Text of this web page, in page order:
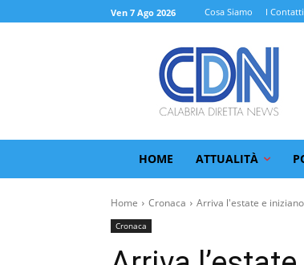
Ven 7 Ago 2026 Cosa Siamo I Contatti
HOME ATTUALITÀ
Home Cronaca Arriva l'estate e
Cronaca